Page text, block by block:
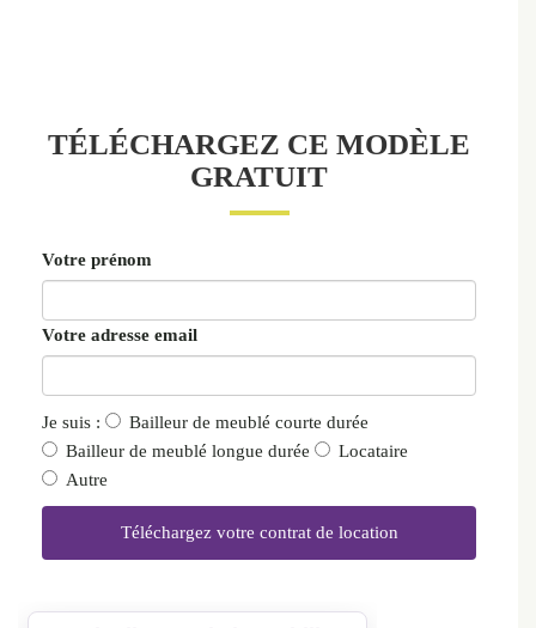
TÉLÉCHARGEZ CE MODÈLE
GRATUIT
Votre prénom
Votre adresse email
Je suis :
Bailleur de meublé courte durée
Bailleur de meublé longue durée
Locataire
Autre